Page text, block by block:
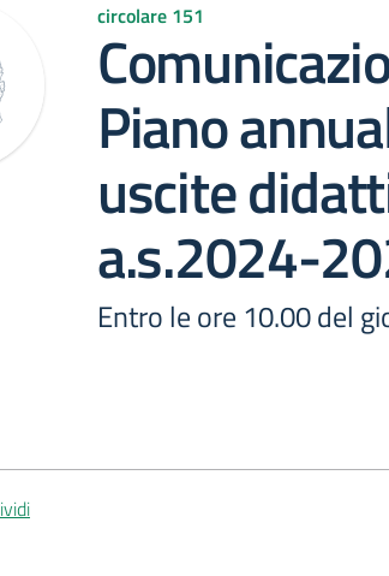
circolare 151
Piano
uscite
a.s.2024-
Entro le ore 10.00 del